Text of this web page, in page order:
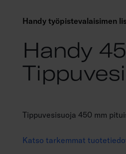
Handy työpistevalaisimen
Handy
Tippuvesisuoja 450 mm
Katso tarkemmat